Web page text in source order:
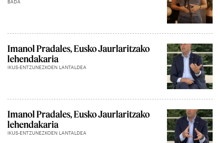
BADA
Imanol Pradales, Eusko Jaurlaritzako
lehendakaria
IKUS-ENTZUNEZKOEN LANTALDEA
Imanol Pradales, Eusko Jaurlaritzako
lehendakaria
IKUS-ENTZUNEZKOEN LANTALDEA